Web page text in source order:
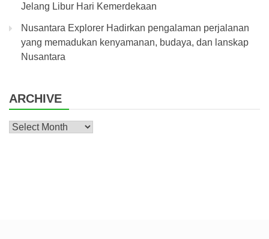
Jelang Libur Hari Kemerdekaan
Nusantara Explorer Hadirkan pengalaman perjalanan
yang memadukan kenyamanan, budaya, dan lanskap
Nusantara
ARCHIVE
Archive